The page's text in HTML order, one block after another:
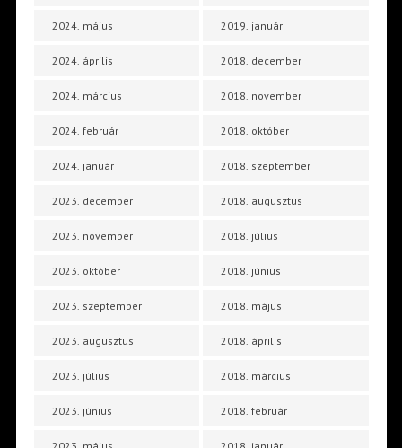
2024. május
2024. április
2024. március
2024. február
2024. január
2023. december
2023. november
2023. október
2023. szeptember
2023. augusztus
2023. július
2023. június
2019. január
2018. december
2018. november
2018. október
2018. szeptember
2018. augusztus
2018. július
2018. június
2018. május
2018. április
2018. március
2018. február